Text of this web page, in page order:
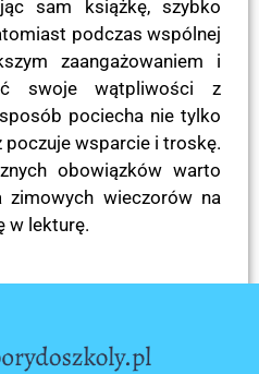
sam książkę, szybko
podczas wspólnej
zaangażowaniem i
swoje wątpliwości z
pociecha nie tylko
poczuje wsparcie i troskę.
obowiązków warto
zimowych wieczorów na
w lekturę.